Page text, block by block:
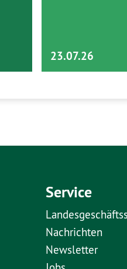
23.07.26
Service
Nachrichten
Newsletter